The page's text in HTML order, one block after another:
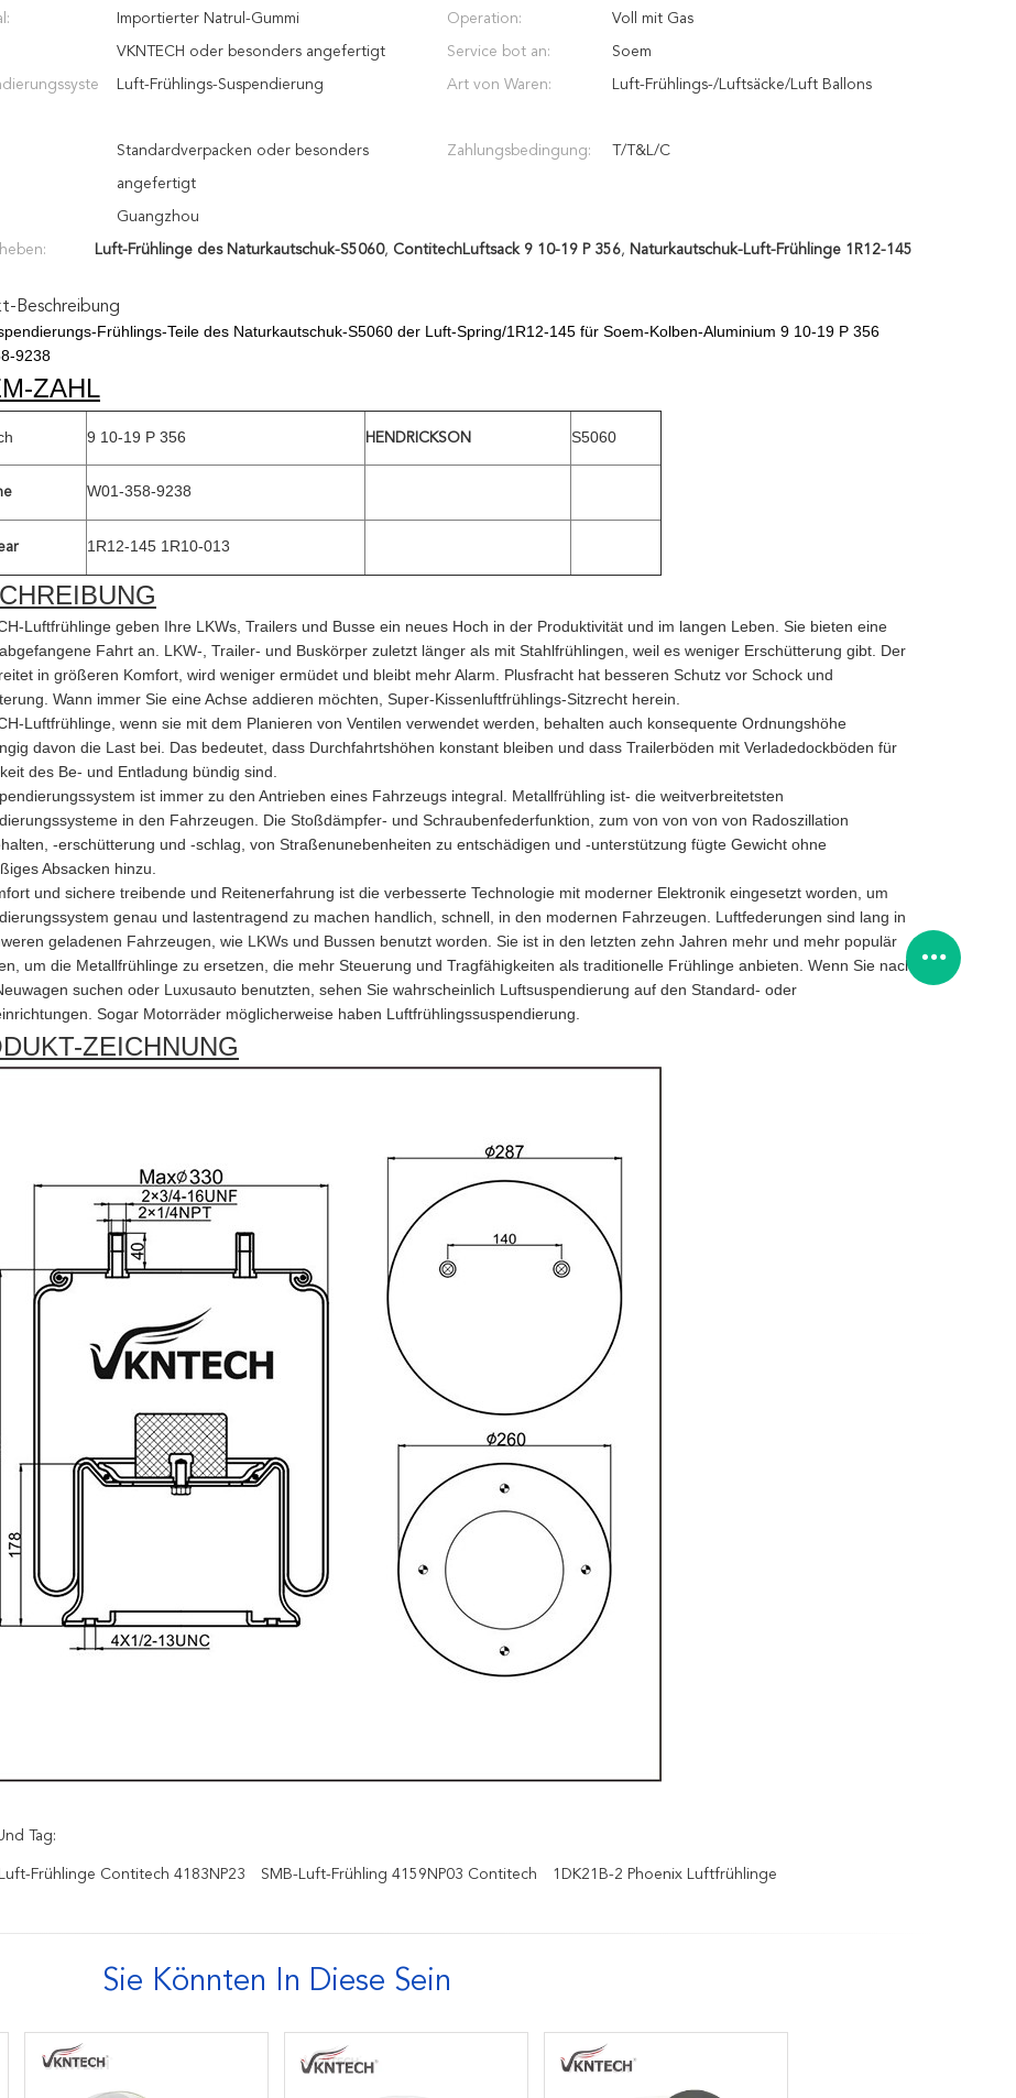
Importierter Natrul-Gummi Operation: Voll mit Gas
VKNTECH oder besonders angefertigt Service bot an: Soem
Luft-Frühlings-Suspendierung Art von Waren: Luft-Frühlings-/Luftsäcke/Luft Ballons
Standardverpacken oder besonders
angefertigt
Zahlungsbedingung: T/T&L/C
Guangzhou
Luft-Frühlinge des Naturkautschuk-S5060, ContitechLuftsack 9 10-19 P 356, Naturkautschuk-Luft-Frühlinge 1R12-145
Beschreibung
Frühlings-Teile des Naturkautschuk-S5060 der Luft-Spring/1R12-145 für Soem-Kolben-Aluminium 9 10-19 P 356
9238
ZAHL
9 10-19 P 356 HENDRICKSON S5060
W01-358-9238
1R12-145 1R10-013
Luftfrühlinge geben Ihre LKWs, Trailers und Busse ein neues Hoch in der Produktivität und im langen Leben. Sie bieten eine
Fahrt an. LKW-, Trailer- und Buskörper zuletzt länger als mit Stahlfrühlingen, weil es weniger Erschütterung gibt. Der
in größeren Komfort, wird weniger ermüdet und bleibt mehr Alarm. Plusfracht hat besseren Schutz vor Schock und
Wann immer Sie eine Achse addieren möchten, Super-Kissenluftfrühlings-Sitzrecht herein.
Luftfrühlinge, wenn sie mit dem Planieren von Ventilen verwendet werden, behalten auch konsequente Ordnungshöhe
davon die Last bei. Das bedeutet, dass Durchfahrtshöhen konstant bleiben und dass Trailerböden mit Verladedockböden für
des Be- und Entladung bündig sind.
ist immer zu den Antrieben eines Fahrzeugs integral. Metallfrühling ist- die weitverbreitetsten
in den Fahrzeugen. Die Stoßdämpfer- und Schraubenfederfunktion, zum von von von von Radoszillation
-erschütterung und -schlag, von Straßenunebenheiten zu entschädigen und -unterstützung fügte Gewicht ohne
Absacken hinzu.
und sichere treibende und Reitenerfahrung ist die verbesserte Technologie mit moderner Elektronik eingesetzt worden, um
genau und lastentragend zu machen handlich, schnell, in den modernen Fahrzeugen. Luftfederungen sind lang in
geladenen Fahrzeugen, wie LKWs und Bussen benutzt worden. Sie ist in den letzten zehn Jahren mehr und mehr populär
um die Metallfrühlinge zu ersetzen, die mehr Steuerung und Tragfähigkeiten als traditionelle Frühlinge anbieten. Wenn Sie nach
suchen oder Luxusauto benutzten, sehen Sie wahrscheinlich Luftsuspendierung auf den Standard- oder
Sogar Motorräder möglicherweise haben Luftfrühlingssuspendierung.
ZEICHNUNG
Tag:
Luft-Frühlinge Contitech 4183NP23 SMB-Luft-Frühling 4159NP03 Contitech 1DK21B-2 Phoenix Luftfrühlinge
Sie Könnten In Diese Sein